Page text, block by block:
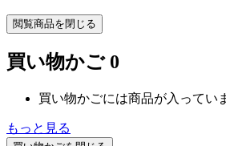
閲覧商品を閉じる
買い物かご 0
買い物かごには商品が入ってい
もっと見る